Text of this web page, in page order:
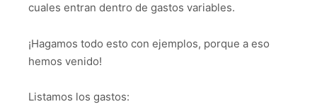
cuales entran dentro de gastos variables.
¡Hagamos todo esto con ejemplos, porque a eso
hemos venido!
Listamos los gastos: